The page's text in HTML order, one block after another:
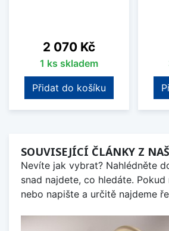
Cena
2 070 Kč
1 ks skladem
Přidat do košíku
SOUVISEJÍCÍ ČLÁNKY Z
Nevíte jak vybrat? Nahlédněte
snad najdete, co hledáte.
nebo napište a určitě najdeme